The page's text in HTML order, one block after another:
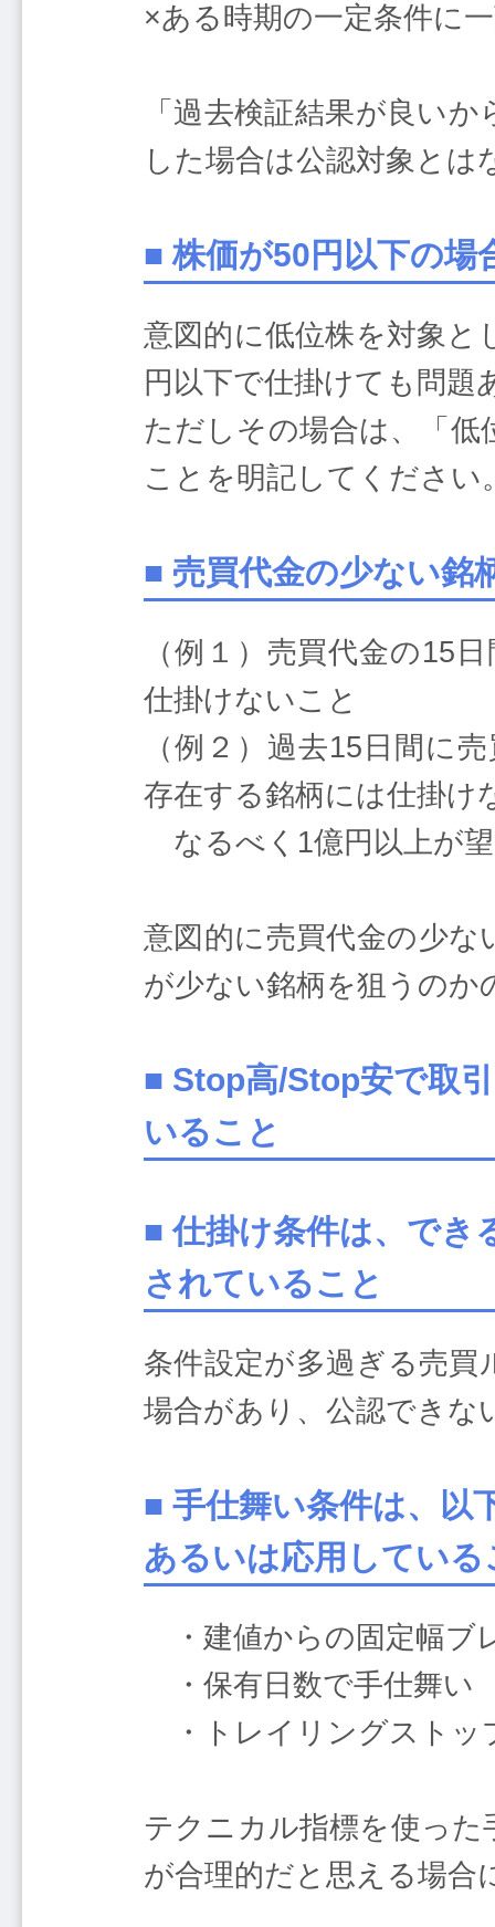
×ある時期の一定条件に
「過去検証結果が良い
した場合は公認対象とは
■ 株価が50円以下の場
意図的に低位株を対象と
円以下で仕掛けても問題
ただしその場合は、「低
ことを明記してください
■ 売買代金の少ない銘
（例１）売買代金の15
仕掛けないこと
（例２）過去15日間に
存在する銘柄には仕掛け
なるべく1億円以上が
意図的に売買代金の少な
が少ない銘柄を狙うのか
■ Stop高/Stop安で取
いること
■ 仕掛け条件は、でき
されていること
条件設定が多過ぎる売買
場合があり、公認できな
■ 手仕舞い条件は、以
あるいは応用している
・建値からの固定幅ブ
・保有日数で手仕舞い
・トレイリングストッ
テクニカル指標を使っ
が合理的だと思える場合